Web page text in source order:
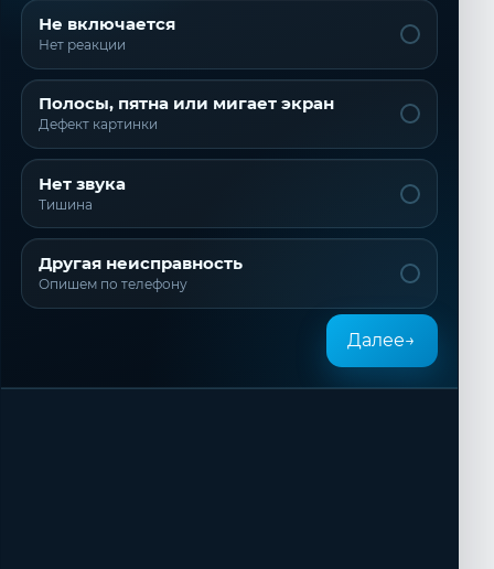
Не включается
Нет реакции
Полосы, пятна или мигает экран
Дефект картинки
Нет звука
Тишина
Другая неисправность
Опишем по телефону
Далее→